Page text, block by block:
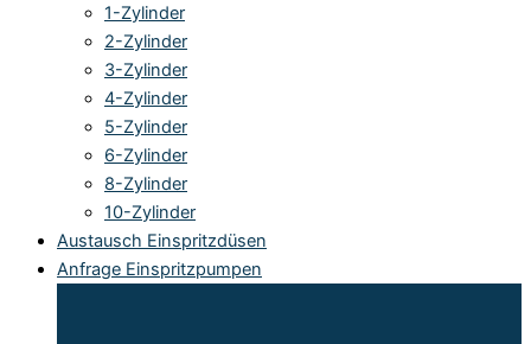
1-Zylinder
2-Zylinder
3-Zylinder
4-Zylinder
5-Zylinder
6-Zylinder
8-Zylinder
10-Zylinder
Austausch Einspritzdüsen
Anfrage Einspritzpumpen